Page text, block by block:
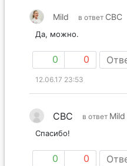
Mild в ответ СВС
Да, можно.
0 0
12.06.17 23:53
СВС в ответ Mild
Спасибо!
0 0